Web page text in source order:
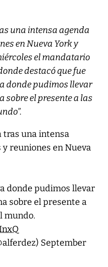
una intensa agenda
en Nueva York y
el mandatario
destacó que fue
donde pudimos llevar
sobre el presente a las
tras una intensa
reuniones en Nueva
donde pudimos llevar
sobre el presente a
mundo.
September